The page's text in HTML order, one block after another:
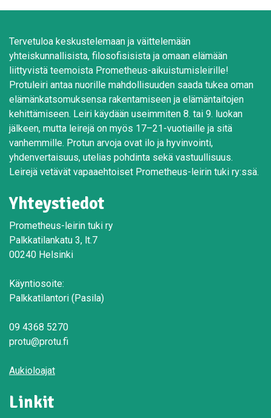
Tervetuloa keskustelemaan ja väittelemään
yhteiskunnallisista, filosofisisista ja omaan elämään
liittyvistä teemoista Prometheus-aikuistumisleirille!
Protuleiri antaa nuorille mahdollisuuden saada tukea oman
elämänkatsomuksensa rakentamiseen ja elämäntaitojen
kehittämiseen. Leiri käydään useimmiten 8. tai 9. luokan
jälkeen, mutta leirejä on myös 17–21-vuotiaille ja sitä
vanhemmille. Protun arvoja ovat ilo ja hyvinvointi,
yhdenvertaisuus, utelias pohdinta sekä vastuullisuus.
Leirejä vetävät vapaaehtoiset Prometheus-leirin tuki ry:ssä.
Yhteystiedot
Prometheus-leirin tuki ry
Palkkatilankatu 3, lt.7
00240 Helsinki
Käyntiosoite:
Palkkatilantori (Pasila)
09 4368 5270
protu@protu.fi
Aukioloajat
Linkit